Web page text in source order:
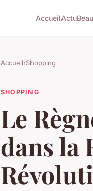
AccueilActu
Accueil›Shopping
SHOPPING
Le
dans la